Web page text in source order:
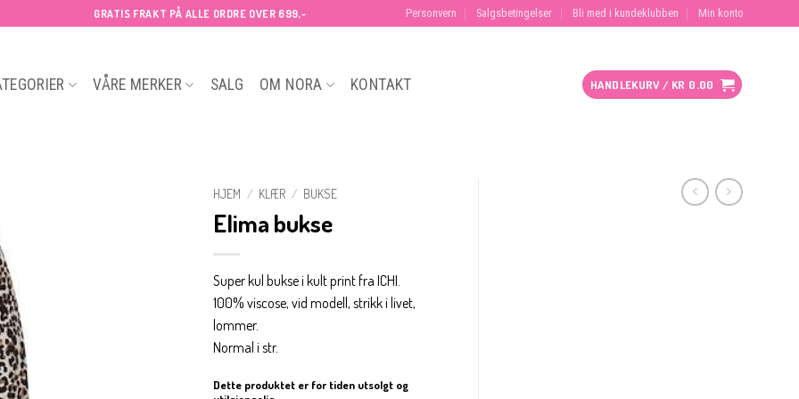
GRATIS FRAKT PÅ ALLE ORDRE OVER 699,- Personvern Salgsbetingelser Bli med i kundeklubben Min konto
VÅRE MERKER SALG OM NORA KONTAKT HANDLEKURV / KR 0.00
HJEM / KLÆR / BUKSE
Elima bukse
Super kul bukse i kult print fra ICHI.
100% viscose, vid modell, strikk i livet,
lommer.
Normal i str.
Dette produktet er for tiden utsolgt og